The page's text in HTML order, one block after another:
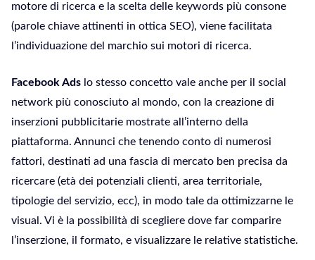
motore di ricerca e la scelta delle keywords più consone
(parole chiave attinenti in ottica SEO), viene facilitata
l’individuazione del marchio sui motori di ricerca.
Facebook Ads lo stesso concetto vale anche per il social
network più conosciuto al mondo, con la creazione di
inserzioni pubblicitarie mostrate all’interno della
piattaforma. Annunci che tenendo conto di numerosi
fattori, destinati ad una fascia di mercato ben precisa da
ricercare (età dei potenziali clienti, area territoriale,
tipologie del servizio, ecc), in modo tale da ottimizzarne le
visual. Vi è la possibilità di scegliere dove far comparire
l’inserzione, il formato, e visualizzare le relative statistiche.